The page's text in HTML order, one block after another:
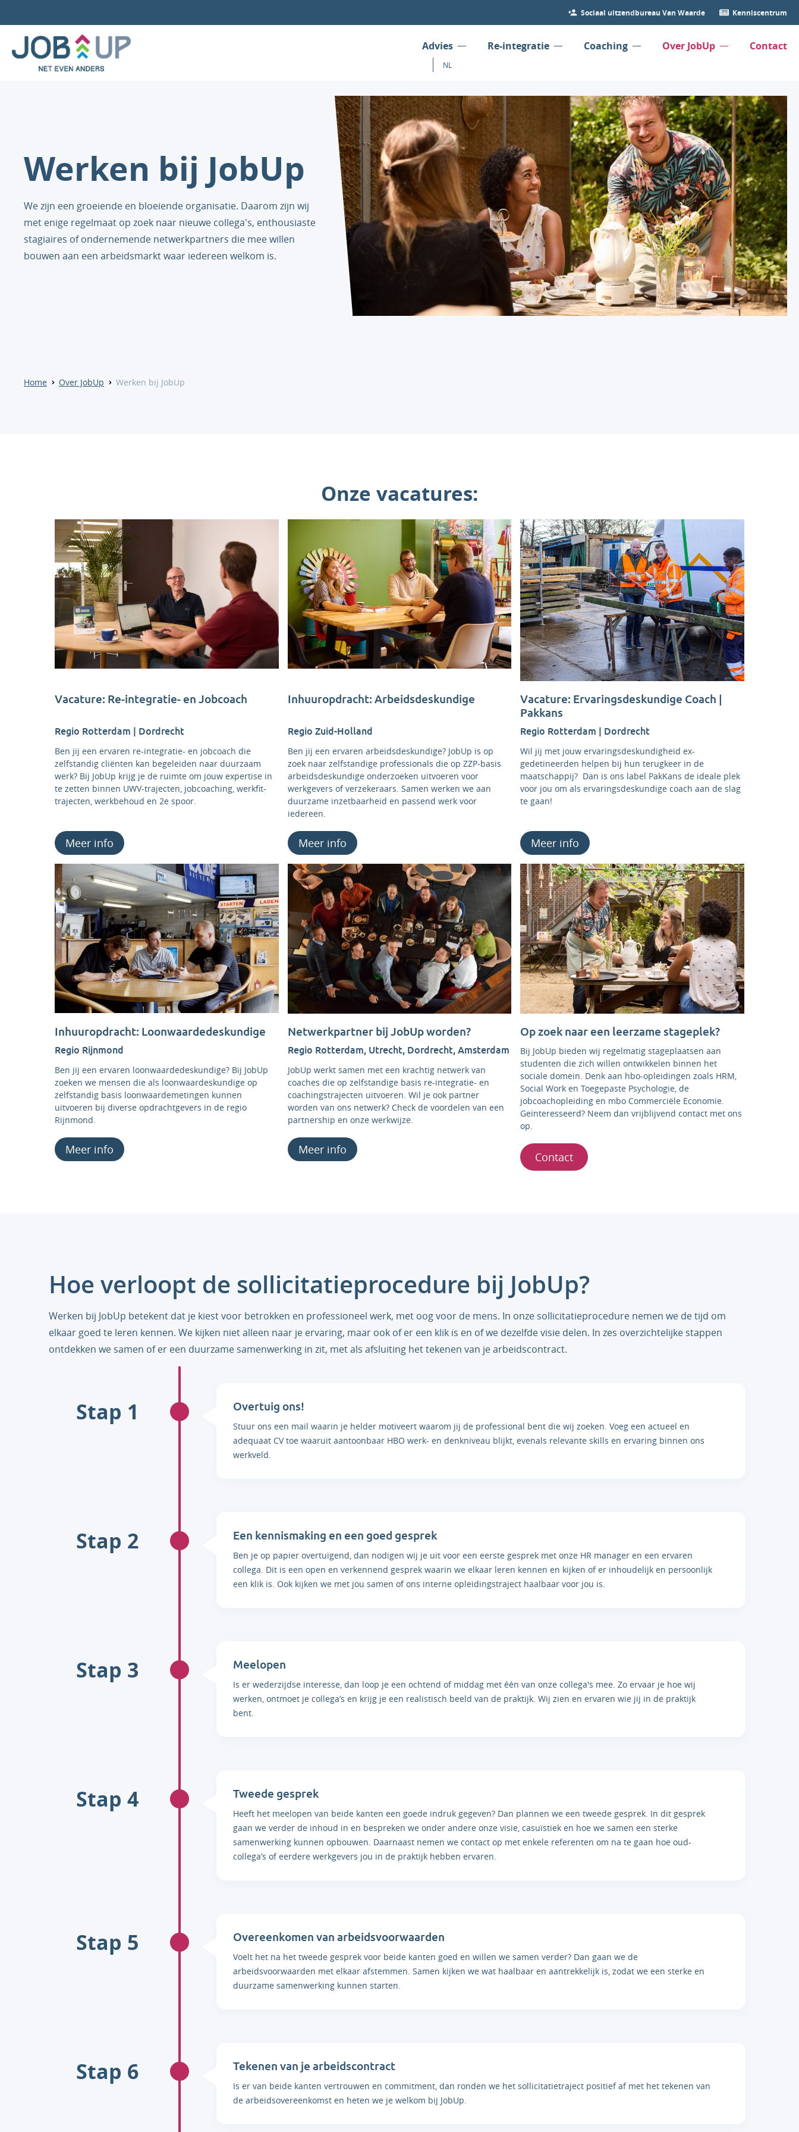
Sociaal uitzendbureau Van Waarde Kenniscentrum
Advies Re-integratie Coaching Over JobUp Contact
NL
Werken bij JobUp
We zijn een groeiende en bloeiende organisatie. Daarom zijn wij
met enige regelmaat op zoek naar nieuwe collega's, enthousiaste
stagiaires of ondernemende netwerkpartners die mee willen
bouwen aan een arbeidsmarkt waar iedereen welkom is.
Home Over JobUp Werken bij JobUp
Onze vacatures:
Vacature: Re-integratie- en Jobcoach
Regio Rotterdam | Dordrecht
Ben jij een ervaren re-integratie- en jobcoach die
zelfstandig cliënten kan begeleiden naar duurzaam
werk? Bij JobUp krijg je de ruimte om jouw expertise in
te zetten binnen UWV-trajecten, jobcoaching, werkfit-
trajecten, werkbehoud en 2e spoor.
Meer info
Inhuuropdracht: Arbeidsdeskundige
Regio Zuid-Holland
Ben jij een ervaren arbeidsdeskundige? JobUp is op
zoek naar zelfstandige professionals die op ZZP-basis
arbeidsdeskundige onderzoeken uitvoeren voor
werkgevers of verzekeraars. Samen werken we aan
duurzame inzetbaarheid en passend werk voor
iedereen.
Meer info
Vacature: Ervaringsdeskundige Coach |
Pakkans
Regio Rotterdam | Dordrecht
Wil jij met jouw ervaringsdeskundigheid ex-
gedetineerden helpen bij hun terugkeer in de
maatschappij? Dan is ons label PakKans de ideale plek
voor jou om als ervaringsdeskundige coach aan de slag
te gaan!
Meer info
Inhuuropdracht: Loonwaardedeskundige
Regio Rijnmond
Ben jij een ervaren loonwaardedeskundige? Bij JobUp
zoeken we mensen die als loonwaardeskundige op
zelfstandig basis loonwaardemetingen kunnen
uitvoeren bij diverse opdrachtgevers in de regio
Rijnmond.
Meer info
Netwerkpartner bij JobUp worden?
Regio Rotterdam, Utrecht, Dordrecht, Amsterdam
JobUp werkt samen met een krachtig netwerk van
coaches die op zelfstandige basis re-integratie- en
coachingstrajecten uitvoeren. Wil je ook partner
worden van ons netwerk? Check de voordelen van een
partnership en onze werkwijze.
Meer info
Op zoek naar een leerzame stageplek?
Bij JobUp bieden wij regelmatig stageplaatsen aan
studenten die zich willen ontwikkelen binnen het
sociale domein. Denk aan hbo-opleidingen zoals HRM,
Social Work en Toegepaste Psychologie, de
jobcoachopleiding en mbo Commerciële Economie.
Geïnteresseerd? Neem dan vrijblijvend contact met ons
op.
Contact
Hoe verloopt de sollicitatieprocedure bij JobUp?
Werken bij JobUp betekent dat je kiest voor betrokken en professioneel werk, met oog voor de mens. In onze sollicitatieprocedure nemen we de tijd om
elkaar goed te leren kennen. We kijken niet alleen naar je ervaring, maar ook of er een klik is en of we dezelfde visie delen. In zes overzichtelijke stappen
ontdekken we samen of er een duurzame samenwerking in zit, met als afsluiting het tekenen van je arbeidscontract.
Stap 1 Overtuig ons!
Stuur ons een mail waarin je helder motiveert waarom jij de professional bent die wij zoeken. Voeg een actueel en
adequaat CV toe waaruit aantoonbaar HBO werk- en denkniveau blijkt, evenals relevante skills en ervaring binnen ons
werkveld.
Stap 2 Een kennismaking en een goed gesprek
Ben je op papier overtuigend, dan nodigen wij je uit voor een eerste gesprek met onze HR manager en een ervaren
collega. Dit is een open en verkennend gesprek waarin we elkaar leren kennen en kijken of er inhoudelijk en persoonlijk
een klik is. Ook kijken we met jou samen of ons interne opleidingstraject haalbaar voor jou is.
Stap 3 Meelopen
Is er wederzijdse interesse, dan loop je een ochtend of middag met één van onze collega's mee. Zo ervaar je hoe wij
werken, ontmoet je collega’s en krijg je een realistisch beeld van de praktijk. Wij zien en ervaren wie jij in de praktijk
bent.
Stap 4 Tweede gesprek
Heeft het meelopen van beide kanten een goede indruk gegeven? Dan plannen we een tweede gesprek. In dit gesprek
gaan we verder de inhoud in en bespreken we onder andere onze visie, casuïstiek en hoe we samen een sterke
samenwerking kunnen opbouwen. Daarnaast nemen we contact op met enkele referenten om na te gaan hoe oud-
collega’s of eerdere werkgevers jou in de praktijk hebben ervaren.
Stap 5 Overeenkomen van arbeidsvoorwaarden
Voelt het na het tweede gesprek voor beide kanten goed en willen we samen verder? Dan gaan we de
arbeidsvoorwaarden met elkaar afstemmen. Samen kijken we wat haalbaar en aantrekkelijk is, zodat we een sterke en
duurzame samenwerking kunnen starten.
Stap 6 Tekenen van je arbeidscontract
Is er van beide kanten vertrouwen en commitment, dan ronden we het sollicitatietraject positief af met het tekenen van
de arbeidsovereenkomst en heten we je welkom bij JobUp.